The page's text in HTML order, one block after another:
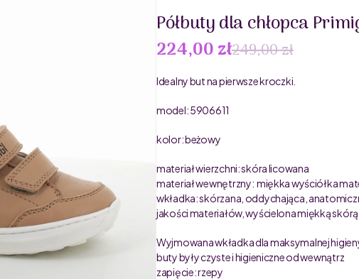
Półbuty dla chłopca
224,00 zł249,00 zł
Idealny but na pierwsze kroczki.
model: 5906611
kolor: beżowy
materiał wierzchni: skóra licowana
materiał wewnętrzny: miękka wyściółka
wkładka: skórzana, oddychająca,
jakości materiałów, wyścielona miękką
Wyjmowana wkładka dla maksymalnej
buty były czyste i higieniczne od wewnątrz
zapięcie: rzepy